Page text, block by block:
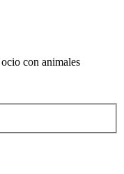
con animales